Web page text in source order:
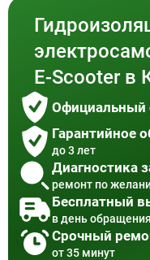
E-Scooter в
Официальный
Гарантийное
до 3 лет
Диагностика
ремонт по
Бесплатный
в день обращения
Срочный
от 35 минут